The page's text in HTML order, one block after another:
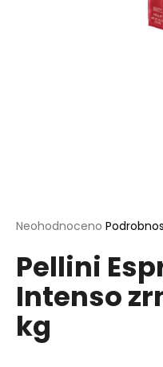
Průměrné
produktu
je
0,0
5
hvězdiček.
Neohodnoceno
Pellini
Intenso
kg
D
o
p
o
r